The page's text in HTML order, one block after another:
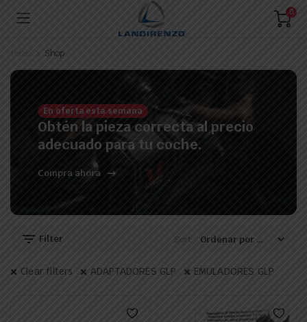
0
Inicio Shop
En oferta esta semana
Obtén la pieza correcta al precio
adecuado para tu coche.
Compra ahora
Filter Sort:
Clear filters ADAPTADORES GLP EMULADORES GLP